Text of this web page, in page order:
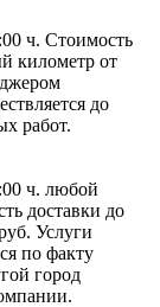
ч. Стоимость
километр от
до
работ.
ч. любой
доставки до
Услуги
по факту
город